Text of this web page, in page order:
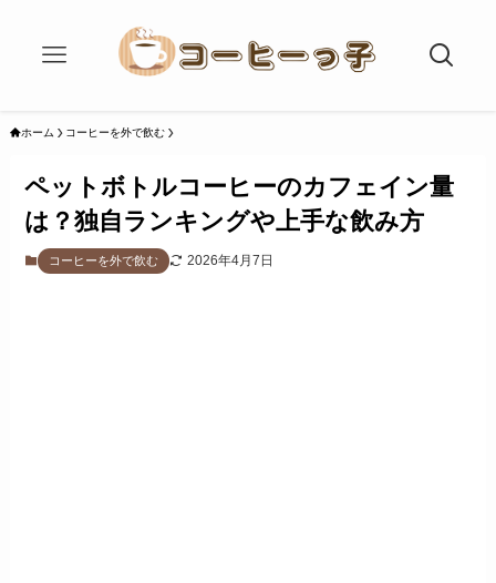
ホーム コーヒーを外で飲む
ペットボトルコーヒーのカフェイン量
は？独自ランキングや上手な飲み方
コーヒーを外で飲む 2026年4月7日